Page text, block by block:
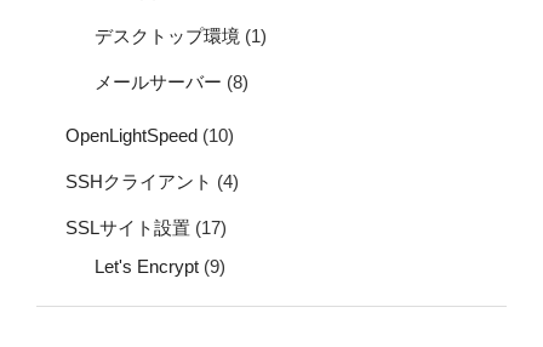
デスクトップ環境 (1)
メールサーバー (8)
OpenLightSpeed (10)
SSHクライアント (4)
SSLサイト設置 (17)
Let's Encrypt (9)